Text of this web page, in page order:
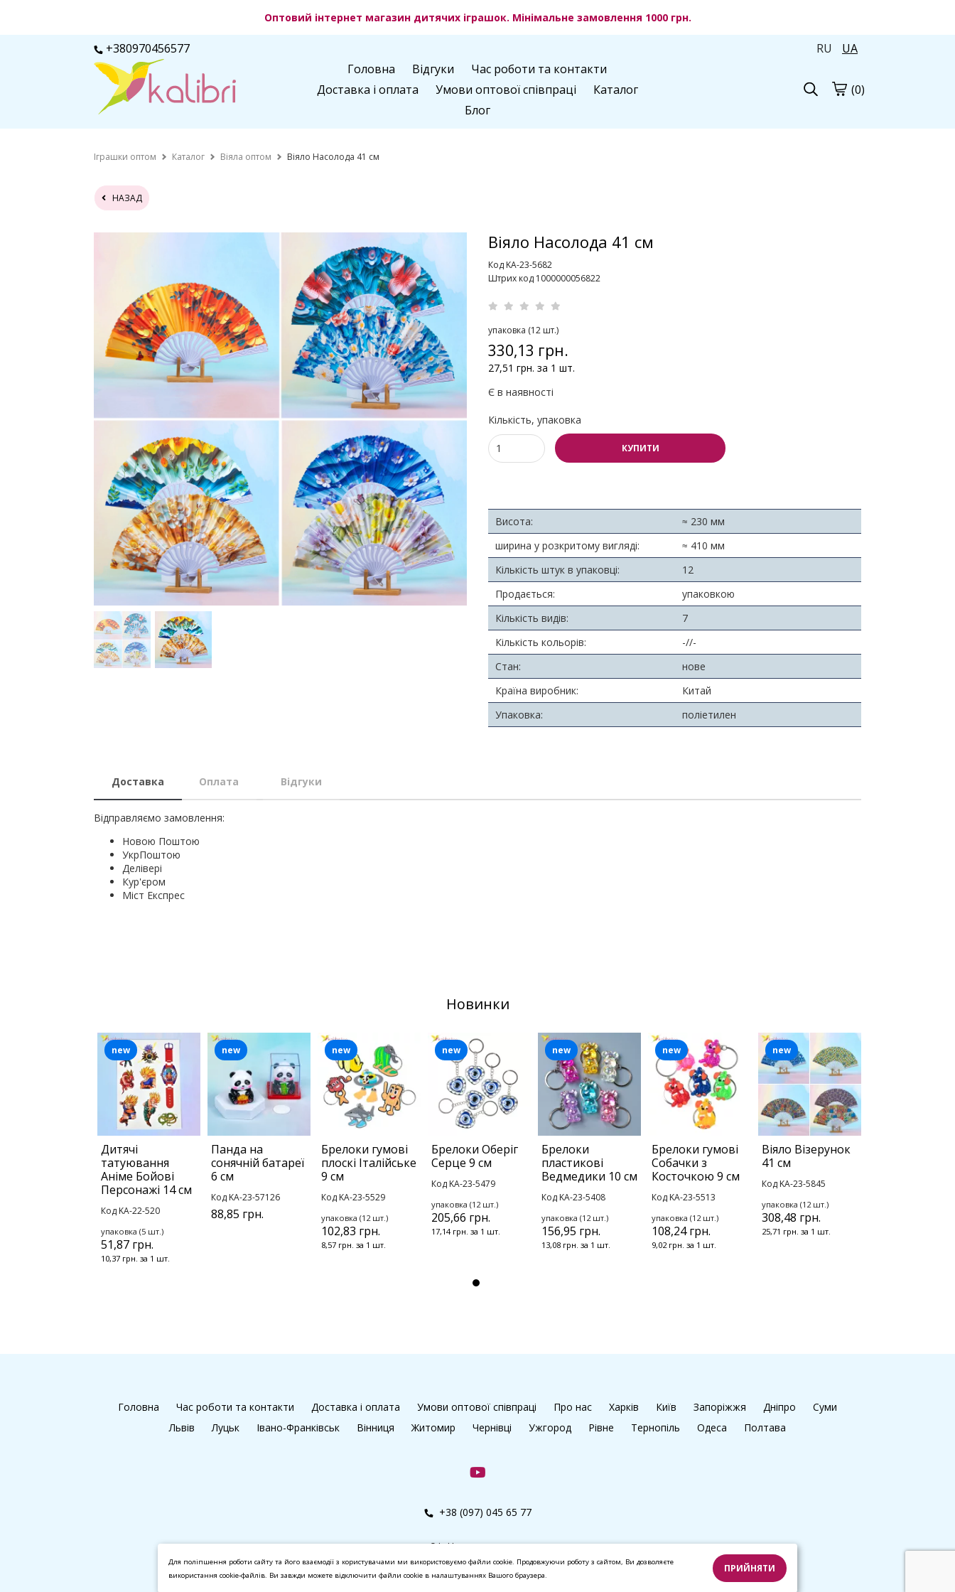
Оптовий інтернет магазин дитячих іграшок. Мінімальне замовлення 1000 грн.
+380970456577 RU
UA
Головна
Відгуки
Час роботи та контакти
Доставка і оплата
Умови оптової співпраці
Каталог
Блог
(0)
Іграшки оптом Каталог Віяла оптом Віяло Насолода 41 см
НАЗАД
Віяло Насолода 41 см
Код KA-23-5682
Штрих код 1000000056822
упаковка (12 шт.)
330,13 грн.
27,51 грн. за 1 шт.
Є в наявності
Кількість, упаковка
КУПИТИ
Висота:
≈ 230 мм
ширина у розкритому вигляді:
≈ 410 мм
Кількість штук в упаковці:
12
Продається:
упаковкою
Кількість видів:
7
Кількість кольорів:
-//-
Стан:
нове
Країна виробник:
Китай
Упаковка:
поліетилен
Доставка Оплата Відгуки
Відправляємо замовлення:
Новою Поштою
УкрПоштою
Делівері
Кур'єром
Міст Експрес
Новинки
Дитячі
татуювання
Аніме Бойові
Персонажі 14 см
Код KA-22-520
упаковка (5 шт.)
51,87 грн.
10,37 грн. за 1 шт.
new
Панда на
сонячній батареї
6 см
Код KA-23-57126
88,85 грн.
new
Брелоки гумові
плоскі Італійське
9 см
Код KA-23-5529
упаковка (12 шт.)
102,83 грн.
8,57 грн. за 1 шт.
new
Брелоки Оберіг
Серце 9 см
Код KA-23-5479
упаковка (12 шт.)
205,66 грн.
17,14 грн. за 1 шт.
new
Брелоки
пластикові
Ведмедики 10 см
Код KA-23-5408
упаковка (12 шт.)
156,95 грн.
13,08 грн. за 1 шт.
new
Брелоки гумові
Собачки з
Косточкою 9 см
Код KA-23-5513
упаковка (12 шт.)
108,24 грн.
9,02 грн. за 1 шт.
new
Віяло Візерунок
41 см
Код KA-23-5845
упаковка (12 шт.)
308,48 грн.
25,71 грн. за 1 шт.
new
Головна Час роботи та контакти Доставка і оплата Умови оптової співпраці Про нас Харків Київ Запоріжжя Дніпро
Суми
Львів
Луцьк Івано-Франківськ Вінниця Житомир Чернівці Ужгород Рівне Тернопіль Одеса Полтава
+38 (097) 045 65 77
© kalibri.top 2016–2026
Для поліпшення роботи сайту та його взаємодії з користувачами ми використовуємо файли cookie. Продовжуючи роботу з сайтом, Ви дозволяєте
використання cookie-файлів. Ви завжди можете відключити файли cookie в налаштуваннях Вашого браузера.
ПРИЙНЯТИ